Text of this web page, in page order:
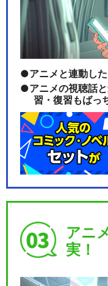
アニメと連動し
アニメの視聴話
習・復習もばっ
アニ
実！